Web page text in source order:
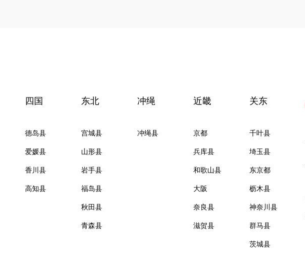
四国
德岛县
爱媛县
香川县
高知县
东北
宫城县
山形县
岩手县
福岛县
秋田县
青森县
冲绳
冲绳县
近畿
京都
兵库县
和歌山县
大阪
奈良县
滋贺县
关东
千叶县
埼玉县
东京都
枥木县
神奈川县
群马县
茨城县